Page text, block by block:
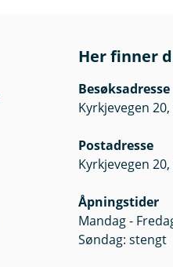
Her finner
Besøksadresse
Kyrkjevegen
Postadresse
Kyrkjevegen
Åpningstider
Mandag -
Søndag: stengt